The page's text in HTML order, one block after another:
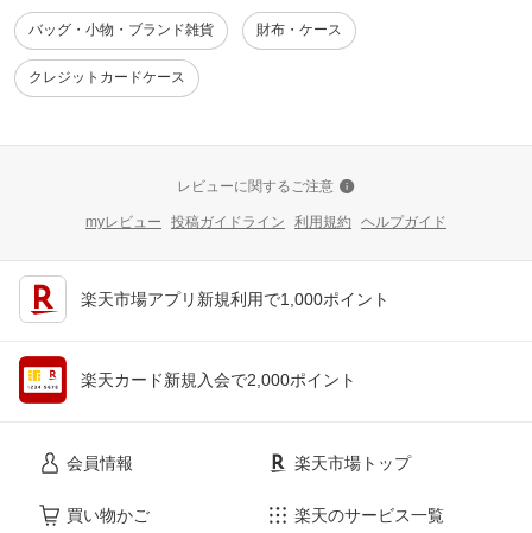
バッグ・小物・ブランド雑貨 財布・ケース
クレジットカードケース
レビューに関するご注意
myレビュー 投稿ガイドライン 利用規約 ヘルプガイド
楽天市場アプリ新規利用で1,000ポイント
楽天カード新規入会で2,000ポイント
会員情報
買い物かご
楽天市場トップ
楽天のサービス一覧